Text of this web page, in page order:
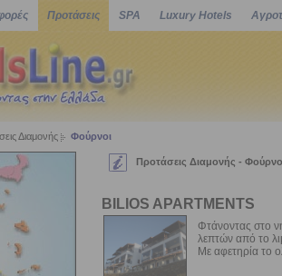
Προτάσεις SPA Luxury Hotels
Διαμονής Φούρνοι
Προτάσεις Διαμονής -
BILIOS APARTMENTS
Φτάνοντας στο
λεπτών από το
Με αφετηρία το